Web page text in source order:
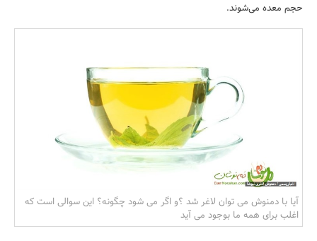
حجم معده می‌شوند.
آیا با دمنوش می توان لاغر شد ؟و اگر می شود چگونه؟ این سوالی است که
اغلب برای همه ما بوجود می آید